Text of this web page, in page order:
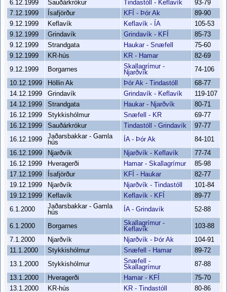
6.12.1999
Sauðárkrókur Tindastóll - Keflavík
93-79
7.12.1999
Ísafjörður KFÍ - Þór Ak
89-90
9.12.1999
Keflavík Keflavík - ÍA
105-53
9.12.1999
Grindavík Grindavík - KFÍ
85-73
9.12.1999
Strandgata Haukar - Snæfell
75-60
9.12.1999
KR-hús KR - Hamar
82-69
9.12.1999
Borgarnes
Skallagrímur -
Njarðvík
74-106
10.12.1999
Höllin Ak Þór Ak - Tindastóll
68-77
14.12.1999
Grindavík Grindavík - Keflavík
119-107
14.12.1999
Strandgata Haukar - Njarðvík
80-71
16.12.1999
Stykkishólmur Snæfell - KR
69-77
16.12.1999
Sauðárkrókur Tindastóll - Grindavík
97-77
16.12.1999
Jaðarsbakkar - Gamla
hús
ÍA - Þór Ak
84-101
16.12.1999
Njarðvík Njarðvík - Keflavík
77-74
16.12.1999
Hveragerði Hamar - Skallagrímur
85-98
17.12.1999
Ísafjörður KFÍ - Haukar
82-77
19.12.1999
Njarðvík Njarðvík - Tindastóll
101-84
19.12.1999
Keflavík Keflavík - KFÍ
89-77
6.1.2000
Jaðarsbakkar - Gamla
hús
ÍA - Grindavík 52-88
6.1.2000 Borgarnes
Skallagrímur -
Keflavík
103-88
7.1.2000
Njarðvík Njarðvík - Þór Ak
104-91
11.1.2000
Stykkishólmur Snæfell - Hamar
89-72
13.1.2000
Stykkishólmur
Snæfell -
Skallagrímur
87-88
13.1.2000
Hveragerði Hamar - KFÍ
75-70
13.1.2000
KR-hús KR - Tindastóll 80-86